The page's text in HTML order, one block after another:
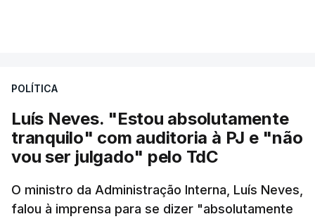
apreendido numa operação de droga.
POLÍTICA
Luís Neves. "Estou absolutamente
tranquilo" com auditoria à PJ e "não
vou ser julgado" pelo TdC
O ministro da Administração Interna, Luís Neves,
falou à imprensa para se dizer "absolutamente